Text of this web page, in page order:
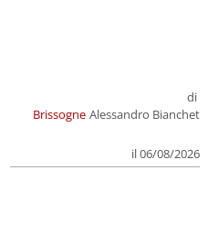
Brissogne
di
Alessandro Bianchet
il 06/08/2026